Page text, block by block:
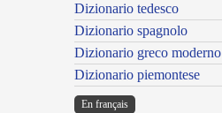
Dizionario tedesco
Dizionario spagnolo
Dizionario greco moderno
Dizionario piemontese
En français